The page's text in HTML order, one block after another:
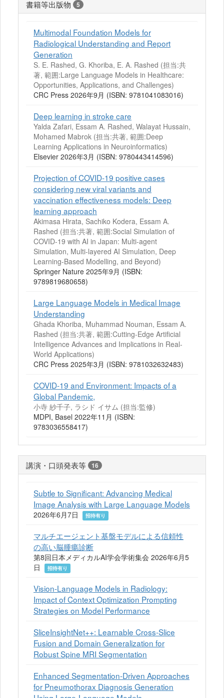
書籍等出版物 5
Multimodal Foundation Models for
Radiological Understanding and Report
Generation
S. E. Rashed, G. Khoriba, E. A. Rashed (担当:共
著, 範囲:Large Language Models in Healthcare:
Opportunities, Applications, and Challenges)
CRC Press 2026年9月 (ISBN: 9781041083016)
Deep learning in stroke care
Yalda Zafari, Essam A. Rashed, Walayat Hussain,
Mohamed Mabrok (担当:共著, 範囲:Deep
Learning Applications in Neuroinformatics)
Elsevier 2026年3月 (ISBN: 9780443414596)
Projection of COVID-19 positive cases
considering new viral variants and
vaccination effectiveness models: Deep
learning approach
Akimasa Hirata, Sachiko Kodera, Essam A.
Rashed (担当:共著, 範囲:Social Simulation of
COVID-19 with AI in Japan: Multi-agent
Simulation, Multi-layered AI Simulation, Deep
Learning-Based Modelling, and Beyond)
Springer Nature 2025年9月 (ISBN:
9789819680658)
Large Language Models in Medical Image
Understanding
Ghada Khoriba, Muhammad Nouman, Essam A.
Rashed (担当:共著, 範囲:Cutting-Edge Artificial
Intelligence Advances and Implications in Real-
World Applications)
CRC Press 2025年3月 (ISBN: 9781032632483)
COVID-19 and Environment: Impacts of a
Global Pandemic,
小寺 紗千子, ラシド イサム (担当:監修)
MDPI, Basel 2022年11月 (ISBN:
9783036558417)
講演・口頭発表等 16
Subtle to Significant: Advancing Medical
Image Analysis with Large Language Models
2026年6月7日 招待有り
マルチエージェント基盤モデルによる信頼性
の高い脳腫瘍診断
第8回日本メディカルAI学会学術集会 2026年6月5
日
招待有り
Vision-Language Models in Radiology:
Impact of Context Optimization Prompting
Strategies on Model Performance
SliceInsightNet++: Learnable Cross-Slice
Fusion and Domain Generalization for
Robust Spine MRI Segmentation
Enhanced Segmentation-Driven Approaches
for Pneumothorax Diagnosis Generation